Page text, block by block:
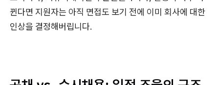
뀐다면 지원자는 아직 면접도 보기 전에 이미 회사에 대한
인상을 결정해버립니다.